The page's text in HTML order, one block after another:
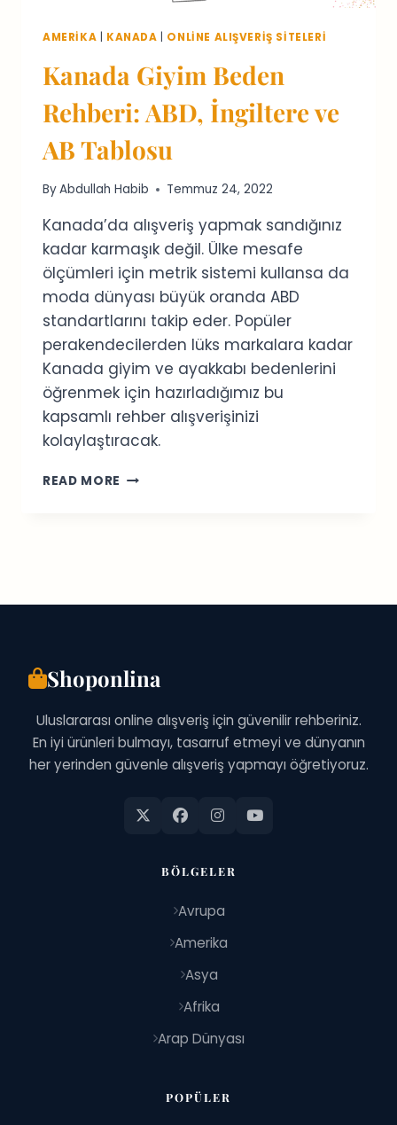
AMERIKA KANADA ONLINE ALIŞVERIŞ SITELERI
Kanada Giyim Beden
Rehberi: ABD, İngiltere ve
AB Tablosu
ByAbdullah Habib Temmuz 24, 2022
Kanada’da alışveriş yapmak sandığınız
kadar karmaşık değil. Ülke mesafe
ölçümleri için metrik sistemi kullansa da
moda dünyası büyük oranda ABD
standartlarını takip eder. Popüler
perakendecilerden lüks markalara kadar
Kanada giyim ve ayakkabı bedenlerini
öğrenmek için hazırladığımız bu
kapsamlı rehber alışverişinizi
kolaylaştıracak.
READ MORE KANADA
AB
Shoponlina
Uluslararası online alışveriş için güvenilir rehberiniz.
En iyi ürünleri bulmayı, tasarruf etmeyi ve dünyanın
her yerinden güvenle alışveriş yapmayı öğretiyoruz.
BÖLGELER
Avrupa
Amerika
Asya
Afrika
Arap Dünyası
POPÜLER